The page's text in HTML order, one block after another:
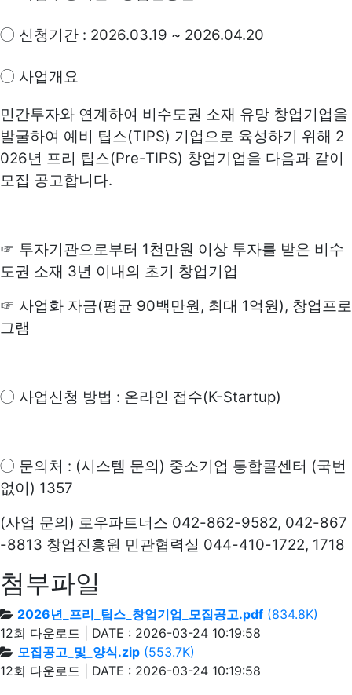
◯ 신청기간 : 2026.03.19 ~ 2026.04.20
◯ 사업개요
민간투자와 연계하여 비수도권 소재 유망 창업기업을
발굴하여 예비 팁스(TIPS) 기업으로 육성하기 위해 2
026년 프리 팁스(Pre-TIPS) 창업기업을 다음과 같이
모집 공고합니다.
☞ 투자기관으로부터 1천만원 이상 투자를 받은 비수
도권 소재 3년 이내의 초기 창업기업
☞ 사업화 자금(평균 90백만원 , 최대 1억원 ), 창업프로
그램
◯ 사업신청 방법 : 온라인 접수(K-Startup)
◯ 문의처 : (시스템 문의 ) 중소기업 통합콜센터 (국번
없이 ) 1357
(사업 문의 ) 로우파트너스 042-862-9582, 042-867
-8813 창업진흥원 민관협력실 044-410-1722, 1718
첨부파일
2026년_프리_팁스_창업기업_모집공고.pdf (834.8K)
12회 다운로드 | DATE : 2026-03-24 10:19:58
모집공고_및_양식.zip (553.7K)
12회 다운로드 | DATE : 2026-03-24 10:19:58